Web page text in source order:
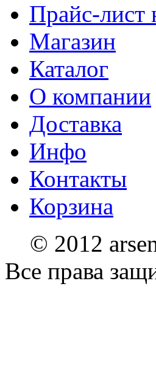
Прайс-лист
Магазин
Каталог
О компании
Доставка
Инфо
Контакты
Корзина
© 2012
Все права